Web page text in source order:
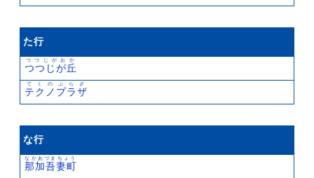
た行
つつじが丘
つつじがおか
テクノプラザ
てくのぷらざ
な行
那加吾妻町
なかあづまちょう